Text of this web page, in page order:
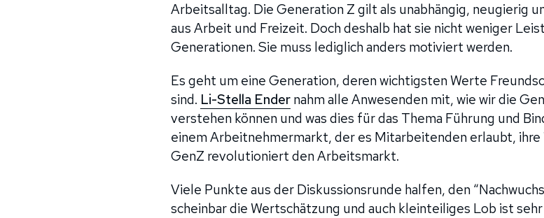
Arbeitsalltag. Die Generation Z gilt als unabhängig, neugierig
aus Arbeit und Freizeit. Doch deshalb hat sie nicht weniger
Generationen. Sie muss lediglich anders motiviert werden.
Es geht um eine Generation, deren wichtigsten Werte
sind. Li-Stella Ender nahm alle Anwesenden mit, wie wir die
verstehen können und was dies für das Thema Führung und
einem Arbeitnehmermarkt, der es Mitarbeitenden erlaubt,
GenZ revolutioniert den Arbeitsmarkt.
Viele Punkte aus der Diskussionsrunde halfen, den
scheinbar die Wertschätzung und auch kleinteiliges Lob ist